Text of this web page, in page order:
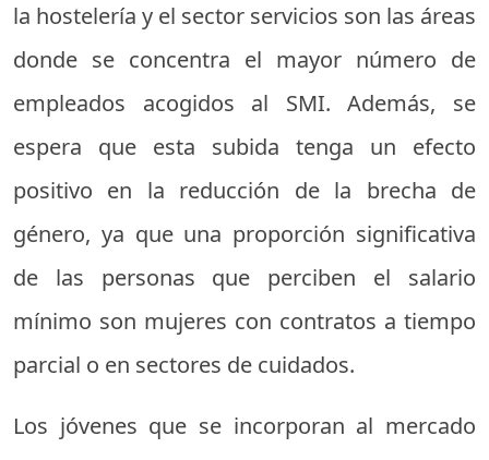
la hostelería y el sector servicios son las áreas
donde se concentra el mayor número de
empleados acogidos al SMI. Además, se
espera que esta subida tenga un efecto
positivo en la reducción de la brecha de
género, ya que una proporción significativa
de las personas que perciben el salario
mínimo son mujeres con contratos a tiempo
parcial o en sectores de cuidados.
Los jóvenes que se incorporan al mercado